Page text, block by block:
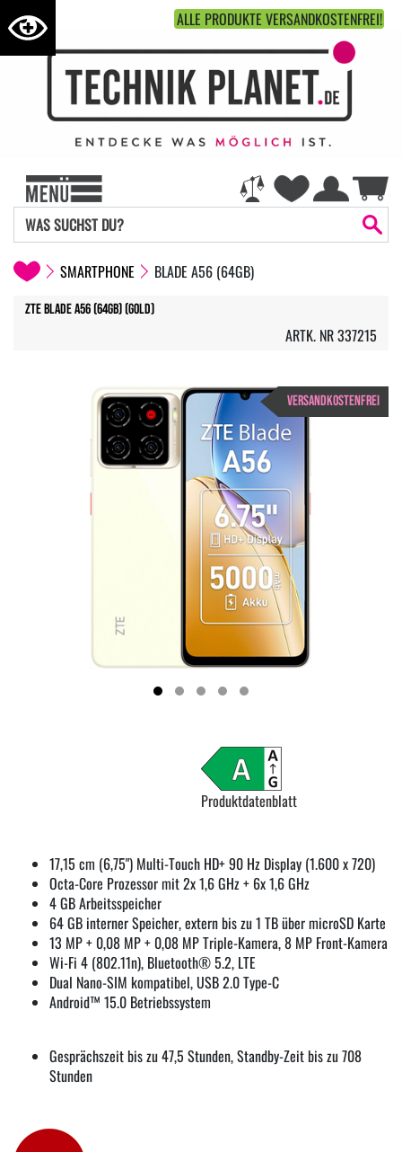
ALLE PRODUKTE VERSANDKOSTENFREI!
SMARTPHONE BLADE A56 (64GB)
ZTE Blade A56 (64GB) (gold)
ARTK. NR 337215
VERSANDKOSTENFREI
17,15 cm (6,75") Multi-Touch HD+ 90 Hz Display (1.600 x 720)
Octa-Core Prozessor mit 2x 1,6 GHz + 6x 1,6 GHz
4 GB Arbeitsspeicher
64 GB interner Speicher, extern bis zu 1 TB über microSD Karte
13 MP + 0,08 MP + 0,08 MP Triple-Kamera, 8 MP Front-Kamera
Wi-Fi 4 (802.11n), Bluetooth® 5.2, LTE
Dual Nano-SIM kompatibel, USB 2.0 Type-C
Android™ 15.0 Betriebssystem
Gesprächszeit bis zu 47,5 Stunden, Standby-Zeit bis zu 708
Stunden
Produktdatenblatt